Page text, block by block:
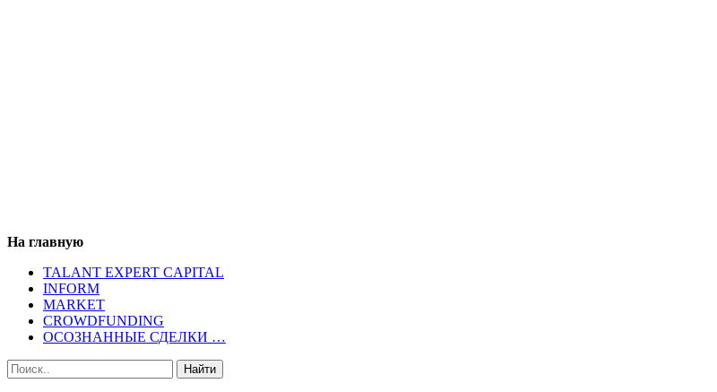
На главную
TALANT EXPERT CAPITAL
INFORM
MARKET
CROWDFUNDING
ОСОЗНАННЫЕ СДЕЛКИ …